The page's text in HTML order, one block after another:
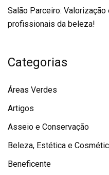
Salão Parceiro:
profissionais da beleza!
Categorias
Áreas Verdes
Artigos
Asseio e Conservação
Beleza, Estética e
Beneficente